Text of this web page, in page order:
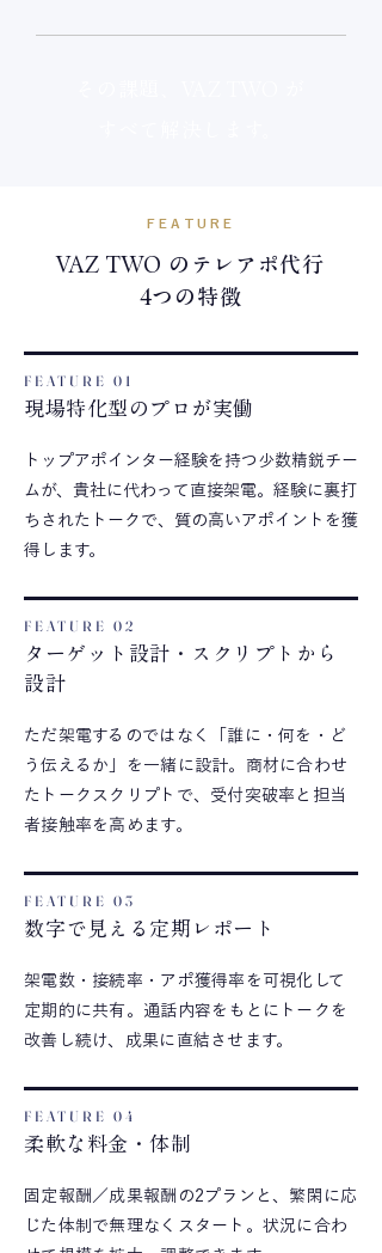
FEATURE
VAZ TWO のテレアポ代行
4つの特徴
FEATURE 01
現場特化型のプロが実働
トップアポインター経験を持つ少数精鋭チー
ムが、貴社に代わって直接架電。経験に裏打
ちされたトークで、質の高いアポイントを獲
得します。
FEATURE 02
ターゲット設計・スクリプトから
設計
ただ架電するのではなく「誰に・何を・ど
う伝えるか」を一緒に設計。商材に合わせ
たトークスクリプトで、受付突破率と担当
者接触率を高めます。
FEATURE 03
数字で見える定期レポート
架電数・接続率・アポ獲得率を可視化して
定期的に共有。通話内容をもとにトークを
改善し続け、成果に直結させます。
FEATURE 04
柔軟な料金・体制
固定報酬／成果報酬の2プランと、繁閑に応
じた体制で無理なくスタート。状況に合わ